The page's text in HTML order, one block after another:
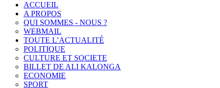
ACCUEIL
A PROPOS
QUI SOMMES - NOUS ?
WEBMAIL
TOUTE L’ACTUALITÉ
POLITIQUE
CULTURE ET SOCIETE
BILLET DE ALI KALONGA
ECONOMIE
SPORT